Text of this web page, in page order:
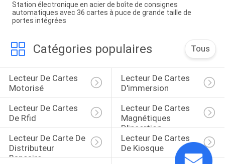
Station électronique en acier de boîte de consignes
automatiques avec 36 cartes à puce de grande taille de
portes intégrées
Catégories populaires Tous
Lecteur De Cartes
Motorisé
Lecteur De Cartes
D'immersion
Lecteur De Cartes
De Rfid
Lecteur De Cartes
Magnétiques
D'insertion
Lecteur De Carte De
Distributeur
Bancaire
Lecteur De Cartes
De Kiosque